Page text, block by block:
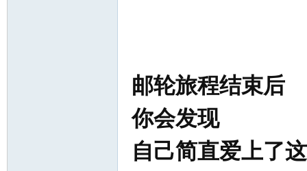
邮轮旅程结束后
你会发现
自己简直爱上了